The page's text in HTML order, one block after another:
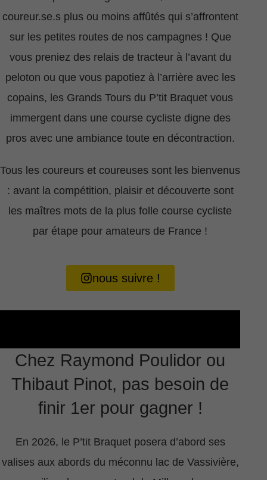
coureur.se.s plus ou moins affûtés qui s’affrontent
sur les petites routes de nos campagnes ! Que
vous preniez des relais de tracteur à l’avant du
peloton ou que vous papotiez à l’arrière avec les
copains, les Grands Tours du P’tit Braquet vous
immergent dans une course cycliste digne des
pros avec une ambiance toute en décontraction.
Tous les coureurs et coureuses sont les bienvenus
: avant la compétition, plaisir et découverte sont
les maîtres mots de la plus folle course cycliste
par étape pour amateurs de France !
nous suivre !
Chez Raymond Poulidor ou
Thibaut Pinot, pas besoin de
finir 1er pour gagner !
En 2026, le P’tit Braquet posera d’abord ses
valises aux abords du méconnu lac de Vassivière,